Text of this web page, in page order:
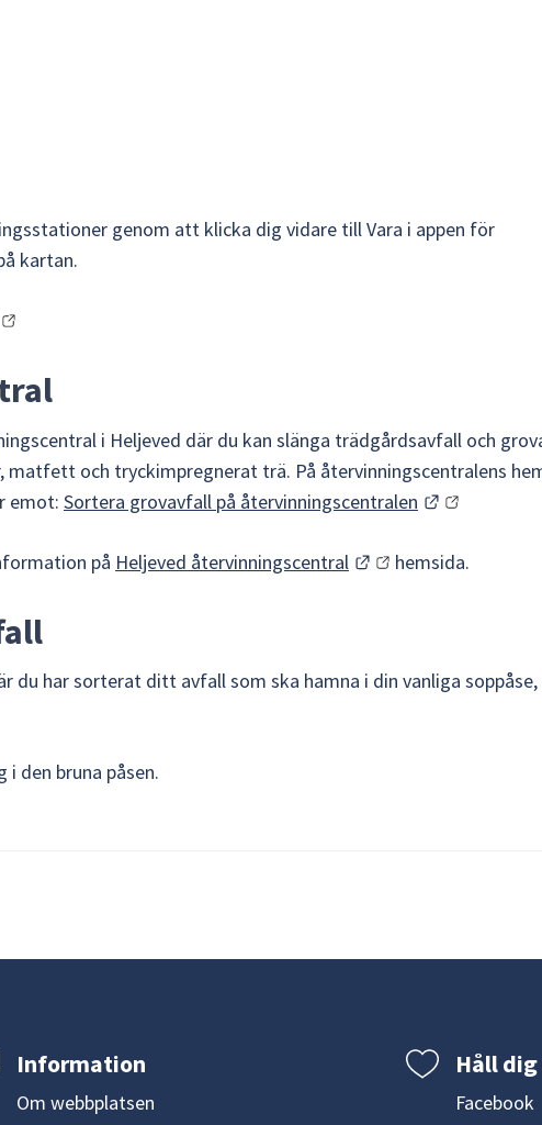
genom att klicka dig vidare till Vara i appen för
kartan.
Länk till annan webbplats.
i Heljeved där du kan slänga trädgårdsavfall och
matfett och tryckimpregnerat trä. På återvinningscentralens
emot: Sortera grovavfall på återvinningscentralen Länk till
på Heljeved återvinningscentral Länk till annan
hemsida.
du har sorterat ditt avfall som ska hamna i din vanliga
den bruna påsen.
Information
Om webbplatsen
Håll
Facebook